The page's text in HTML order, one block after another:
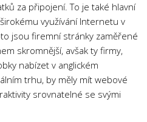
za připojení. To je také hlavní
využívání Internetu v
jsou firemní stránky zaměřené
skromnější, avšak ty firmy,
nabízet v anglickém
trhu, by měly mít webové
srovnatelné se svými